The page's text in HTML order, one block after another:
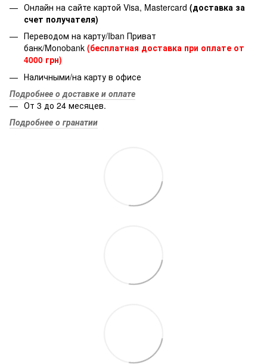
Онлайн на сайте картой Visa, Mastercard (доставка за
счет получателя)
Переводом на карту/Iban Приват
банк/Monobank (бесплатная доставка при оплате от
4000 грн)
Наличными/на карту в офисе
Подробнее о доставке и оплате
От 3 до 24 месяцев.
Подробнее о гранатии